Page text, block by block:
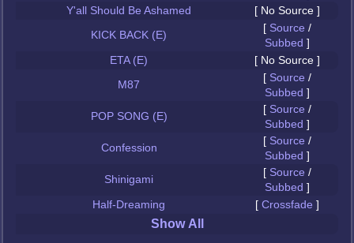
Y'all Should Be Ashamed
[ No Source ]
KICK BACK (E)
[ Source /
Subbed ]
ETA (E)
[ No Source ]
M87
[ Source /
Subbed ]
POP SONG (E)
[ Source /
Subbed ]
Confession
[ Source /
Subbed ]
Shinigami
[ Source /
Subbed ]
Half-Dreaming
[ Crossfade ]
Show All